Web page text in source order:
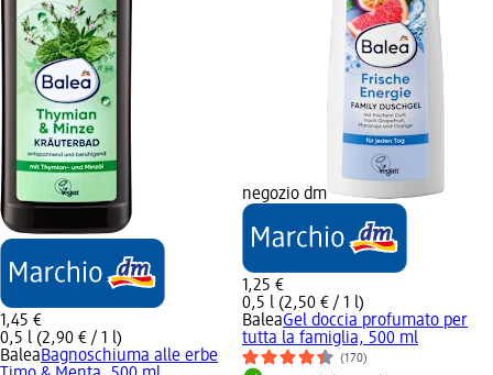
1,45 €
0,5 l (2,90 € / 1 l)
BaleaBagnoschiuma alle erbe
negozio dm
1,25 €
0,5 l (2,50 € / 1 l)
BaleaGel doccia profumato per
tutta la famiglia, 500 ml
(170)